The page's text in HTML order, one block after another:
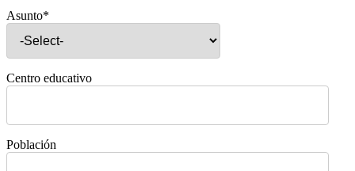
Asunto*
Centro educativo
Población